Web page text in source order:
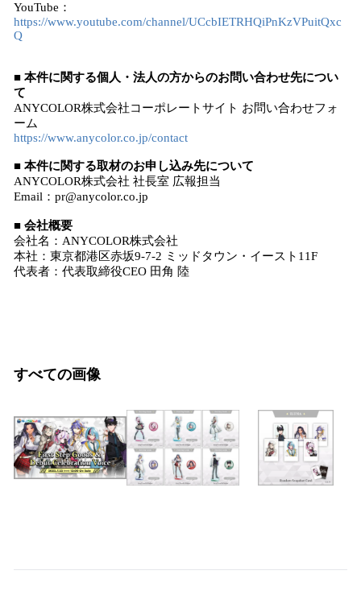
YouTube：
https://www.youtube.com/channel/UCcbIETRHQiPnKzVPuitQxc
Q
■ 本件に関する個人・法人の方からのお問い合わせ先につい
て
ANYCOLOR株式会社コーポレートサイト お問い合わせフォ
ーム
https://www.anycolor.co.jp/contact
■ 本件に関する取材のお申し込み先について
ANYCOLOR株式会社 社長室 広報担当
Email：pr@anycolor.co.jp
■ 会社概要
会社名：ANYCOLOR株式会社
本社：東京都港区赤坂9-7-2 ミッドタウン・イースト11F
代表者：代表取締役CEO 田角 陸
すべての画像